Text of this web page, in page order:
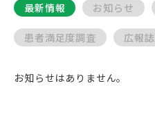
最新情報 お知らせ
患者満足度調査 広報誌
お知らせはありません。